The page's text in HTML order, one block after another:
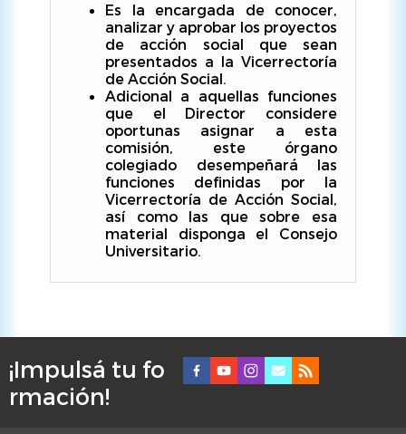
​​​​​Es la encargada de conocer,
analizar y aprobar los proyectos
de acción social que sean
presentados a la Vicerrectoría
de Acción Social.
Adicional a aquellas funciones
que el Director considere
oportunas asignar a esta
comisión, este órgano
colegiado desempeñará las
funciones definidas por la
Vicerrectoría de Acción Social,
así como las que sobre esa
material disponga el Consejo
Universitario.
F
o
¡Impulsá tu fo
rmación!